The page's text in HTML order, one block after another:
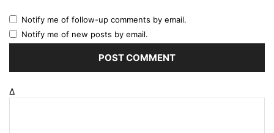
Notify me of follow-up comments by email.
Notify me of new posts by email.
Δ